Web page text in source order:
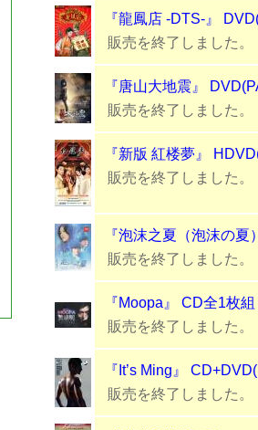
『龍鳳店 -DTS-』
販売を終了しました。
『唐山大地震』
販売を終了しました。
『新版 紅楼夢』
販売を終了しました。
『泡沫之夏（泡沫の
販売を終了しました。
『Moopa』 CD全1枚組
販売を終了しました。
『It’s Ming』
販売を終了しました。